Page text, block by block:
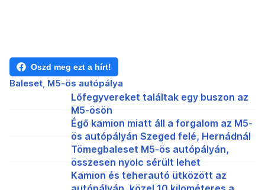
Oszd meg ezt a hírt!
Baleset M5-ös autópálya
Lőfegyvereket találtak egy buszon az
M5-ösön
Égő kamion miatt áll a forgalom az M5-
ös autópályán Szeged felé, Hernádnál
Tömegbaleset M5-ös autópályán,
összesen nyolc sérült lehet
Kamion és teherautó ütközött az